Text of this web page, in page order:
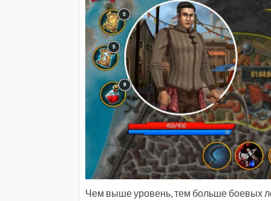
Чем выше уровень, тем больше боевых